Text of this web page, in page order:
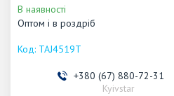
В наявності
Оптом і в роздріб
TAJ4519T
+380 (67) 880-72-31
Kyivstar